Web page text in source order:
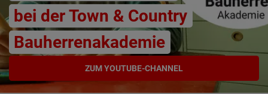
bei der Town & Country
Bauherrenakademie
ZUM YOUTUBE-CHANNEL